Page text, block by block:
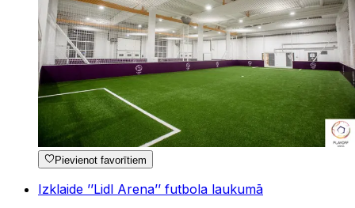
Pievienot favorītiem
Izklaide ’’Lidl Arena’’ futbola laukumā